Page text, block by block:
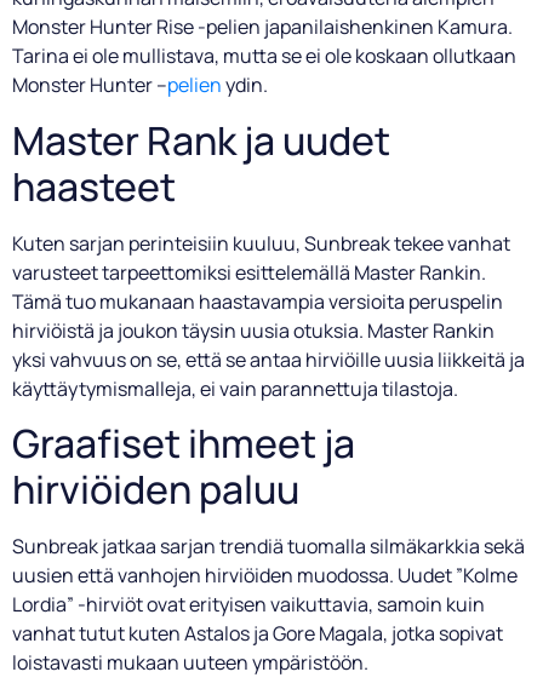
Monster Hunter Rise -pelien japanilaishenkinen Kamura.
Tarina ei ole mullistava, mutta se ei ole koskaan ollutkaan
Monster Hunter –pelienydin.
Master Rank ja uudet
haasteet
Kuten sarjan perinteisiin kuuluu, Sunbreak tekee vanhat
varusteet tarpeettomiksi esittelemällä Master Rankin.
Tämä tuo mukanaan haastavampia versioita peruspelin
hirviöistä ja joukon täysin uusia otuksia. Master Rankin
yksi vahvuus on se, että se antaa hirviöille uusia liikkeitä ja
käyttäytymismalleja, ei vain parannettuja tilastoja.
Graafiset ihmeet ja
hirviöiden paluu
Sunbreak jatkaa sarjan trendiä tuomalla silmäkarkkia sekä
uusien että vanhojen hirviöiden muodossa. Uudet ”Kolme
Lordia” -hirviöt ovat erityisen vaikuttavia, samoin kuin
vanhat tutut kuten Astalos ja Gore Magala, jotka sopivat
loistavasti mukaan uuteen ympäristöön.